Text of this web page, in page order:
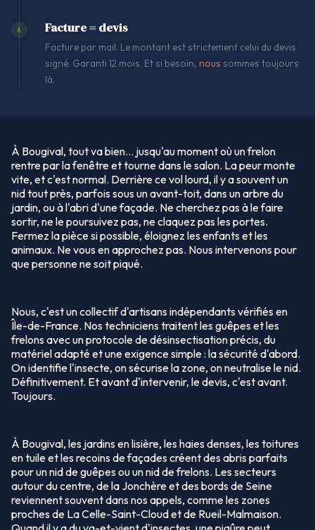
6 Facture = devis
Facture par mail. Le montant est strictement celui du devis
signé. Garanti 12 mois. Et si besoin, nous sommes toujours
là.
À Bougival, tout va bien… jusqu'au moment où un frelon
rentre par la fenêtre et tourne dans le salon. La peur monte
vite, et c'est normal. Derrière ce vol lourd, il y a souvent un
nid tout près, parfois sous un avant-toit, dans un arbre du
jardin, ou à l'abri d'une façade. Ne cherchez pas à le faire
sortir, ne le poursuivez pas, ne claquez pas les portes.
Fermez la pièce si possible, éloignez les enfants et les
animaux. Ne vous en approchez pas. Nous intervenons pour
que personne ne soit piqué.
Nous, c'est un collectif d'artisans indépendants vérifiés en
Île-de-France. Nos techniciens traitent les guêpes et les
frelons avec un protocole de désinsectisation précis, du
matériel adapté et une exigence simple : la sécurité d'abord.
On identifie l'insecte, on sécurise la zone, on neutralise le nid.
Définitivement. Et avant d'intervenir, le devis, c'est avant.
Toujours.
À Bougival, les jardins en lisière, les haies denses, les toitures
en tuile et les recoins de façades créent des abris parfaits
pour un nid de guêpes ou un nid de frelons. Les secteurs
autour du centre, de la Jonchère et des bords de Seine
reviennent souvent dans nos appels, comme les zones
proches de La Celle-Saint-Cloud et de Rueil-Malmaison.